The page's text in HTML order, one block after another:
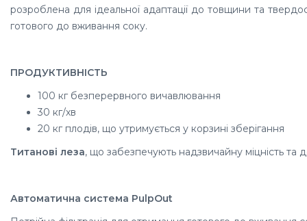
розроблена для ідеальної адаптації до товщини та
готового до вживання соку.
ПРОДУКТИВНІСТЬ
100 кг безперервного вичавлювання
30 кг/хв
20 кг плодів, що утримується у корзині зберігання
Титанові леза, що забезпечують надзвичайну міцність та
Автоматична система PulpOut